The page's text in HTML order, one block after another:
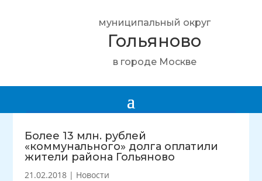
муниципальный округ
Гольяново
в городе Москве
Более 13 млн. рублей
«коммунального» долга оплатили
жители района Гольяново
21.02.2018 | Новости